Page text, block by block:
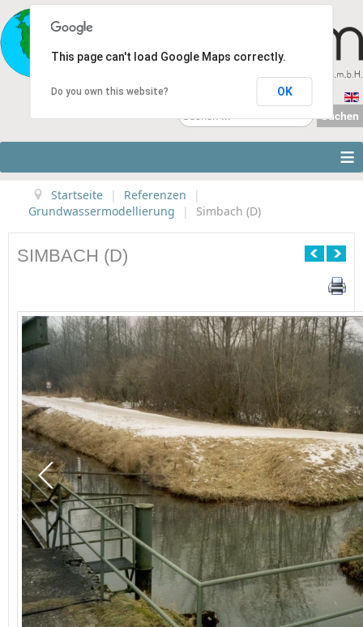
...
Suchen
≡
Startseite | Referenzen
|
Grundwassermodellierung
| Simbach (D)
SIMBACH (D)
This page can't load Google Maps correctly.
Do you own this website? OK